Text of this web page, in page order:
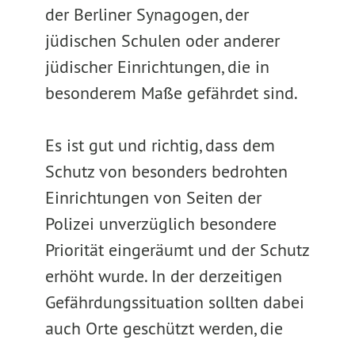
der Berliner Synagogen, der
jüdischen Schulen oder anderer
jüdischer Einrichtungen, die in
besonderem Maße gefährdet sind.
Es ist gut und richtig, dass dem
Schutz von besonders bedrohten
Einrichtungen von Seiten der
Polizei unverzüglich besondere
Priorität eingeräumt und der Schutz
erhöht wurde. In der derzeitigen
Gefährdungssituation sollten dabei
auch Orte geschützt werden, die